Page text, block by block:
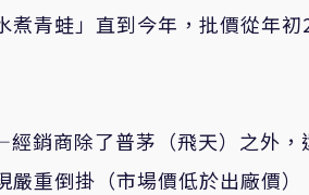
煮青蛙」直到今年，批價從年
銷商除了普茅（飛天）之外，
重倒掛（市場價低於出廠價）